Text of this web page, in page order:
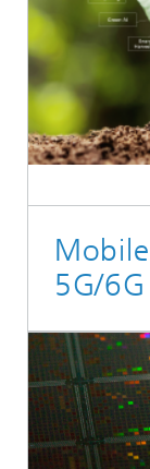
5G/6G